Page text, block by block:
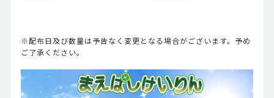
※配布日及び数量は予告なく変更となる場合がございます。予め
ご了承ください。